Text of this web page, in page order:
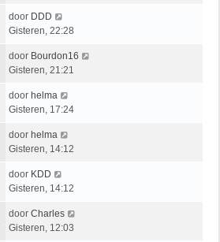
door DDD
Gisteren, 22:28
door Bourdon16
Gisteren, 21:21
door helma
Gisteren, 17:24
door helma
Gisteren, 14:12
door KDD
Gisteren, 14:12
door Charles
Gisteren, 12:03